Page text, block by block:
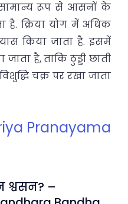
रूप से आसनों के
है. क्रिया योग में अधिक
किया जाता है. इसमें
है, ताकि ठुड्डी छाती
चक्र पर रखा जाता
Pranayama
श्वसन? –